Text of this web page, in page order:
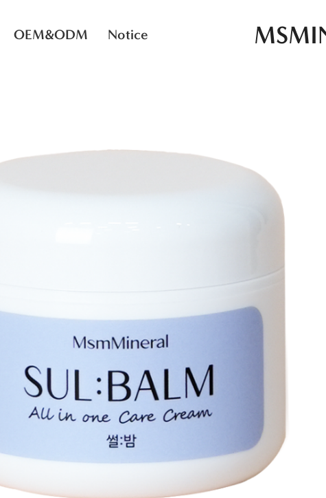
OEM&ODM Notice